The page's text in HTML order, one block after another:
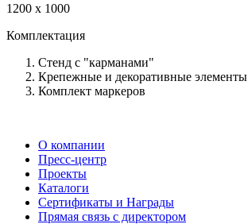
1200 х 1000
Комплектация
Стенд с "карманами"
Крепежные и декоративные элементы
Комплект маркеров
О компании
Пресс-центр
Проекты
Каталоги
Сертификаты и Награды
Прямая связь с директором